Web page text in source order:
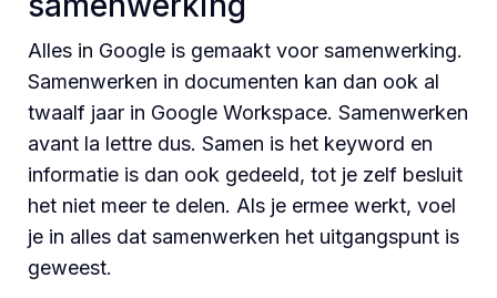
Alles in Google is gemaakt voor samenwerking.
Samenwerken in documenten kan dan ook al
twaalf jaar in Google Workspace. Samenwerken
avant la lettre dus. Samen is het keyword en
informatie is dan ook gedeeld, tot je zelf besluit
het niet meer te delen. Als je ermee werkt, voel
je in alles dat samenwerken het uitgangspunt is
geweest.